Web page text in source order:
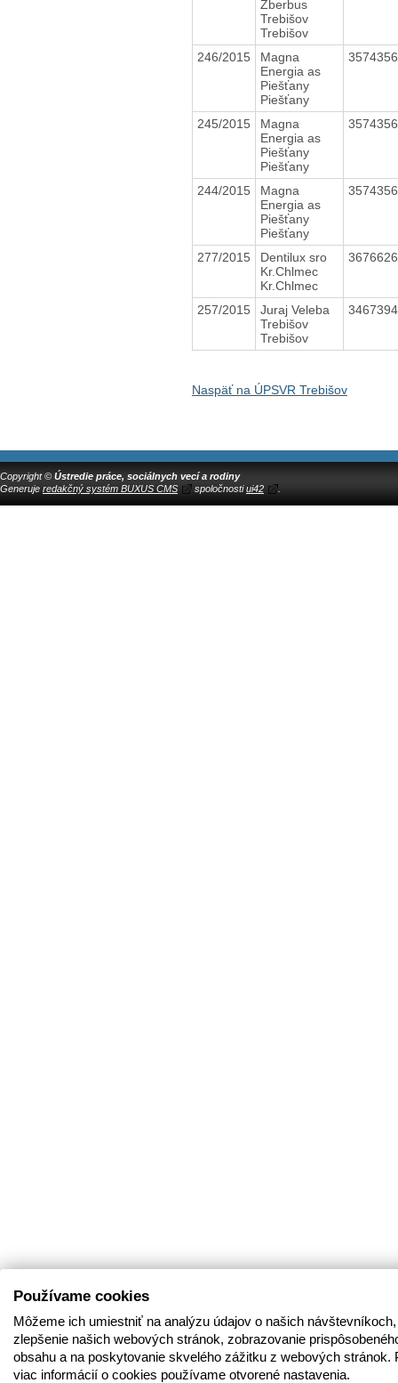
Zberbus
Trebišov
Trebišov
246/2015
Magna
Energia as
Piešťany
Piešťany
245/2015
Magna
Energia as
Piešťany
Piešťany
244/2015
Magna
Energia as
Piešťany
Piešťany
277/2015
Dentilux sro
Kr.Chlmec
Kr.Chlmec
257/2015
Juraj Veleba
Trebišov
Trebišov
Naspäť na ÚPSVR Trebišov
Copyright © Ústredie práce, sociálnych vecí a rodiny
Generuje redakčný systém BUXUS CMS spoločnostiui42
Používame cookies
Môžeme ich umiestniť na analýzu údajov o našich
zlepšenie našich webových stránok, zobrazovanie
obsahu a na poskytovanie skvelého zážitku z webových stránok.
viac informácií o cookies používame otvorené nastavenia.